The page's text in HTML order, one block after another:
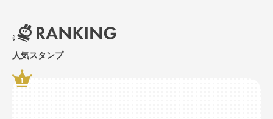
人気スタンプ